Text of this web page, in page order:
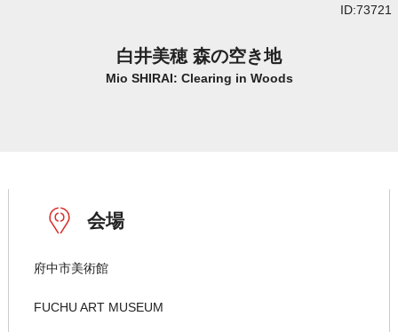
ID:73721
白井美穂 森の空き地
Mio SHIRAI: Clearing in Woods
会場
府中市美術館
FUCHU ART MUSEUM